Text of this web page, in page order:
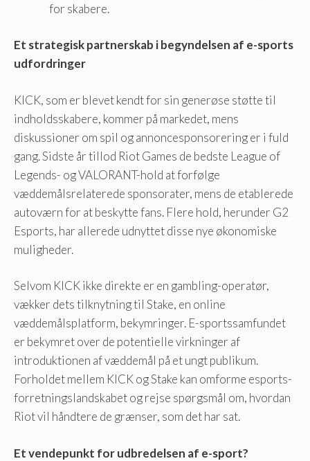
for skabere.
Et strategisk partnerskab i begyndelsen af ​​e-sports
udfordringer
KICK, som er blevet kendt for sin generøse støtte til
indholdsskabere, kommer på markedet, mens
diskussioner om spil og annoncesponsorering er i fuld
gang. Sidste år tillod Riot Games de bedste League of
Legends- og VALORANT-hold at forfølge
væddemålsrelaterede sponsorater, mens de etablerede
autoværn for at beskytte fans. Flere hold, herunder G2
Esports, har allerede udnyttet disse nye økonomiske
muligheder.
Selvom KICK ikke direkte er en gambling-operatør,
vækker dets tilknytning til Stake, en online
væddemålsplatform, bekymringer. E-sportssamfundet
er bekymret over de potentielle virkninger af
introduktionen af ​​væddemål på et ungt publikum.
Forholdet mellem KICK og Stake kan omforme esports-
forretningslandskabet og rejse spørgsmål om, hvordan
Riot vil håndtere de grænser, som det har sat.
Et vendepunkt for udbredelsen af ​​e-sport?